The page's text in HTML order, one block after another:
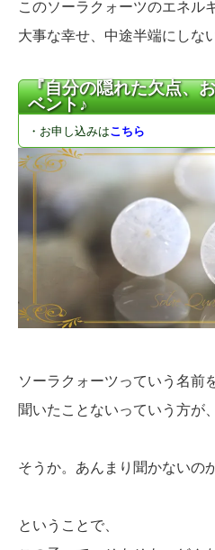
このソーラクォーツのエネル
大事な幸せ、中途半端にしな
『自分の隠れた欠点、
ベント♪
・お申し込みはこちら
ソーラクォーツっていう名前
聞いたことないっていう方が
そうか。あんまり聞かないの
ということで、